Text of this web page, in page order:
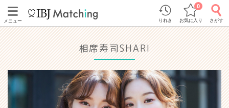
メニュー りれき お気に入り
0
さがす
相席寿司SHARI